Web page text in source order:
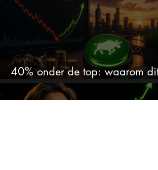
40% onder de top: waarom dit
aandeel weer interessant wordt